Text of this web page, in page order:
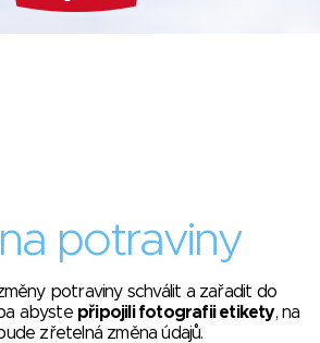
potraviny
potraviny schválit a zařadit do
abyste připojili fotografii etikety, na
zřetelná změna údajů.